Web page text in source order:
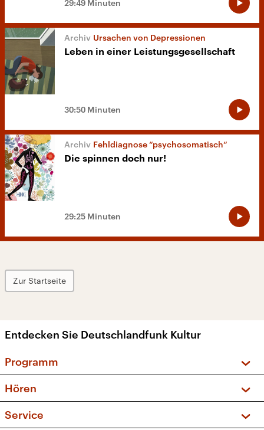
29:49 Minuten
Ursachen von Depressionen
Leben in einer Leistungsgesellschaft
30:50 Minuten
Fehldiagnose “psychosomatisch“
Die spinnen doch nur!
29:25 Minuten
Zur Startseite
Entdecken Sie Deutschlandfunk Kultur
Programm
Sendungen und Podcasts
Musikliste
Hören
Service